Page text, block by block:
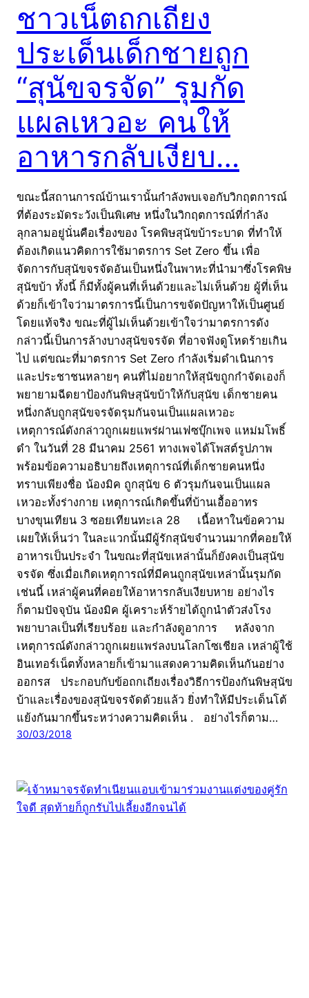
ชาวเน็ตถกเถียง
ประเด็นเด็กชายถูก
“สุนัขจรจัด” รุมกัด
แผลเหวอะ คนให้
อาหารกลับเงียบ…
ขณะนี้สถานการณ์บ้านเรานั้นกำลังพบเจอกับวิกฤตการณ์
ที่ต้องระมัดระวังเป็นพิเศษ หนึ่งในวิกฤตการณ์ที่กำลัง
ลุกลามอยู่นั่นคือเรื่องของ โรคพิษสุนัขบ้าระบาด ที่ทำให้
ต้องเกิดแนวคิดการใช้มาตรการ Set Zero ขึ้น เพื่อ
จัดการกับสุนัขจรจัดอันเป็นหนึ่งในพาหะที่นำมาซึ่งโรคพิษ
สุนัขบ้า ทั้งนี้ ก็มีทั้งผู้คนที่เห็นด้วยและไม่เห็นด้วย ผู้ที่เห็น
ด้วยก็เข้าใจว่ามาตรการนี้เป็นการขจัดปัญหาให้เป็นศูนย์
โดยแท้จริง ขณะที่ผู้ไม่เห็นด้วยเข้าใจว่ามาตรการดัง
กล่าวนี้เป็นการล้างบางสุนัขจรจัด ที่อาจฟังดูโหดร้ายเกิน
ไป แต่ขณะที่มาตรการ Set Zero กำลังเริ่มดำเนินการ
และประชาชนหลายๆ คนที่ไม่อยากให้สุนัขถูกกำจัดเองก็
พยายามฉีดยาป้องกันพิษสุนัขบ้าให้กับสุนัข เด็กชายคน
หนึ่งกลับถูกสุนัขจรจัดรุมกันจนเป็นแผลเหวอะ
เหตุการณ์ดังกล่าวถูกเผยแพร่ผ่านเฟซบุ๊กเพจ แหม่มโพธิ์
ดำ ในวันที่ 28 มีนาคม 2561 ทางเพจได้โพสต์รูปภาพ
พร้อมข้อความอธิบายถึงเหตุการณ์ที่เด็กชายคนหนึ่ง
ทราบเพียงชื่อ น้องมิค ถูกสุนัข 6 ตัวรุมกันจนเป็นแผล
เหวอะทั้งร่างกาย เหตุการณ์เกิดขึ้นที่บ้านเอื้ออาทร
บางขุนเทียน 3 ซอยเทียนทะเล 28 เนื้อหาในข้อความ
เผยให้เห็นว่า ในละแวกนั้นมีผู้รักสุนัขจำนวนมากที่คอยให้
อาหารเป็นประจำ ในขณะที่สุนัขเหล่านั้นก็ยังคงเป็นสุนัข
จรจัด ซึ่งเมื่อเกิดเหตุการณ์ที่มีคนถูกสุนัขเหล่านั้นรุมกัด
เช่นนี้ เหล่าผู้คนที่คอยให้อาหารกลับเงียบหาย อย่างไร
ก็ตามปัจจุบัน น้องมิค ผู้เคราะห์ร้ายได้ถูกนำตัวส่งโรง
พยาบาลเป็นที่เรียบร้อย และกำลังดูอาการ หลังจาก
เหตุการณ์ดังกล่าวถูกเผยแพร่ลงบนโลกโซเชียล เหล่าผู้ใช้
อินเทอร์เน็ตทั้งหลายก็เข้ามาแสดงความคิดเห็นกันอย่าง
ออกรส ประกอบกับข้อถกเถียงเรื่องวิธีการป้องกันพิษสุนัข
บ้าและเรื่องของสุนัขจรจัดด้วยแล้ว ยิ่งทำให้มีประเด็นโต้
แย้งกันมากขึ้นระหว่างความคิดเห็น . อย่างไรก็ตาม…
30/03/2018